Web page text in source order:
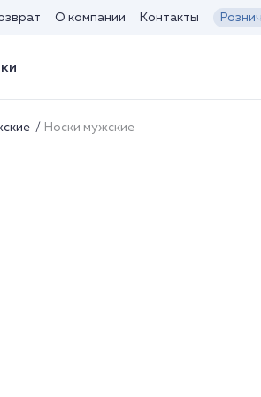
О компании Контакты
Носки мужские